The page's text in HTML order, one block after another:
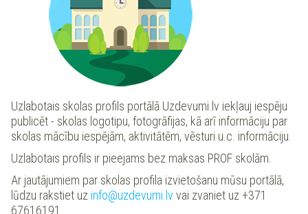
Uzlabotais skolas profils portālā Uzdevumi.lv iekļauj iespēju
publicēt - skolas logotipu, fotogrāfijas, kā arī informāciju par
skolas mācību iespējām, aktivitātēm, vēsturi u.c. informāciju.
Uzlabotais profils ir pieejams bez maksas PROF skolām.
Ar jautājumiem par skolas profila izvietošanu mūsu portālā,
lūdzu rakstiet uz info@uzdevumi.lv vai zvaniet uz +371
67616191.